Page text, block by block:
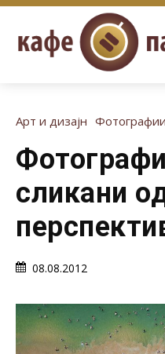
Арт и дизајн Фотографии
сликани
08.08.2012